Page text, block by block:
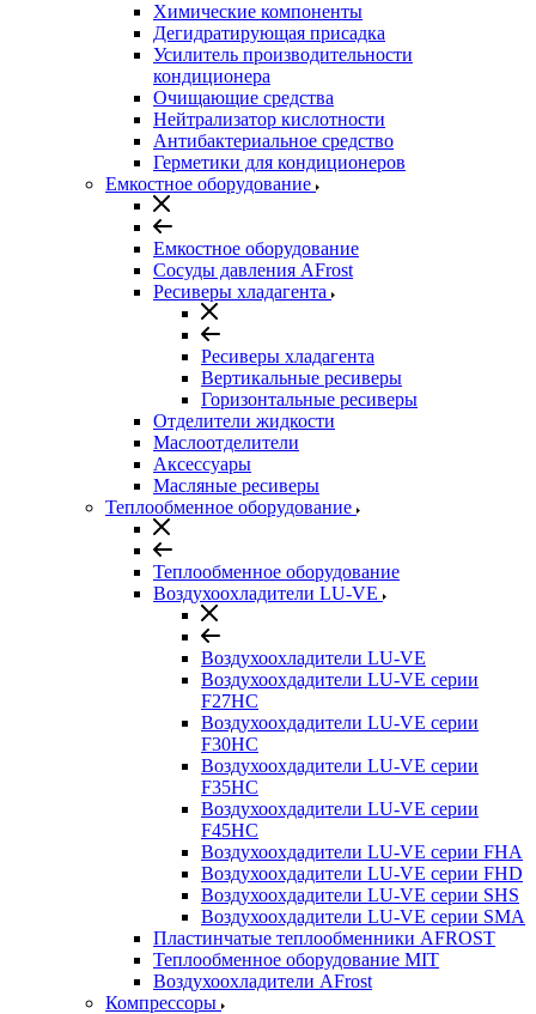
Химические компоненты
Дегидратирующая присадка
Усилитель производительности
кондиционера
Очищающие средства
Нейтрализатор кислотности
Антибактериальное средство
Герметики для кондиционеров
Емкостное оборудование
Емкостное оборудование
Сосуды давления AFrost
Ресиверы хладагента
Ресиверы хладагента
Вертикальные ресиверы
Горизонтальные ресиверы
Отделители жидкости
Маслоотделители
Аксессуары
Масляные ресиверы
Теплообменное оборудование
Теплообменное оборудование
Воздухоохладители LU-VE
Воздухоохладители LU-VE
Воздухоохдадители LU-VE серии
F27HC
Воздухоохдадители LU-VE серии
F30HC
Воздухоохдадители LU-VE серии
F35HC
Воздухоохдадители LU-VE серии
F45HC
Воздухоохдадители LU-VE серии FHA
Воздухоохдадители LU-VE серии FHD
Воздухоохдадители LU-VE серии SHS
Воздухоохдадители LU-VE серии SMA
Пластинчатые теплообменники AFROST
Теплообменное оборудование MIT
Воздухоохладители AFrost
Компрессоры